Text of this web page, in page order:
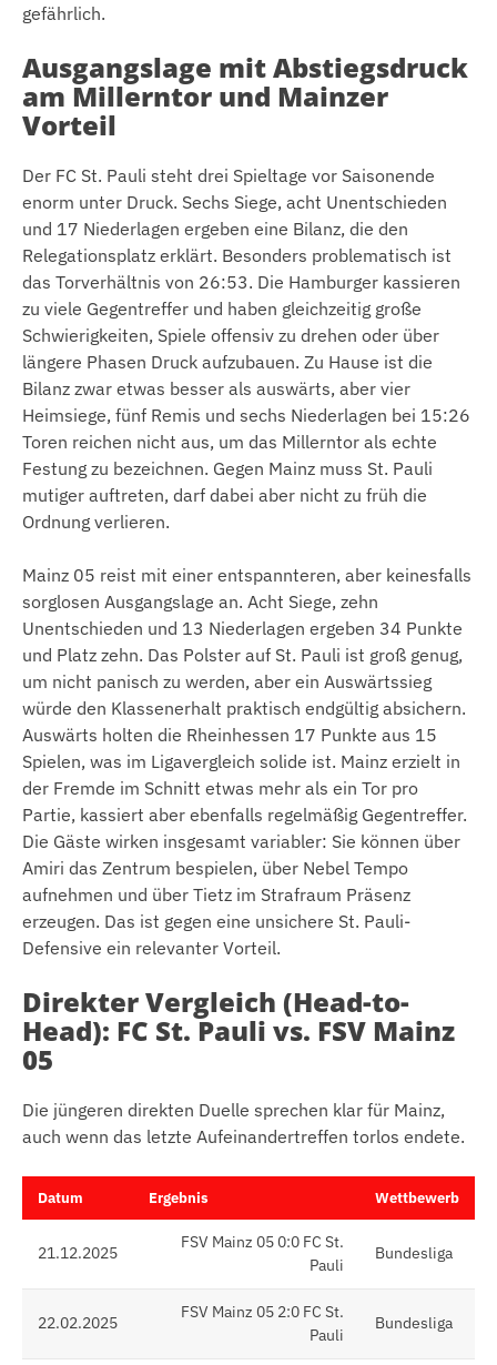
gefährlich.
Ausgangslage mit Abstiegsdruck
am Millerntor und Mainzer
Vorteil
Der FC St. Pauli steht drei Spieltage vor Saisonende
enorm unter Druck. Sechs Siege, acht Unentschieden
und 17 Niederlagen ergeben eine Bilanz, die den
Relegationsplatz erklärt. Besonders problematisch ist
das Torverhältnis von 26:53. Die Hamburger kassieren
zu viele Gegentreffer und haben gleichzeitig große
Schwierigkeiten, Spiele offensiv zu drehen oder über
längere Phasen Druck aufzubauen. Zu Hause ist die
Bilanz zwar etwas besser als auswärts, aber vier
Heimsiege, fünf Remis und sechs Niederlagen bei 15:26
Toren reichen nicht aus, um das Millerntor als echte
Festung zu bezeichnen. Gegen Mainz muss St. Pauli
mutiger auftreten, darf dabei aber nicht zu früh die
Ordnung verlieren.
Mainz 05 reist mit einer entspannteren, aber keinesfalls
sorglosen Ausgangslage an. Acht Siege, zehn
Unentschieden und 13 Niederlagen ergeben 34 Punkte
und Platz zehn. Das Polster auf St. Pauli ist groß genug,
um nicht panisch zu werden, aber ein Auswärtssieg
würde den Klassenerhalt praktisch endgültig absichern.
Auswärts holten die Rheinhessen 17 Punkte aus 15
Spielen, was im Ligavergleich solide ist. Mainz erzielt in
der Fremde im Schnitt etwas mehr als ein Tor pro
Partie, kassiert aber ebenfalls regelmäßig Gegentreffer.
Die Gäste wirken insgesamt variabler: Sie können über
Amiri das Zentrum bespielen, über Nebel Tempo
aufnehmen und über Tietz im Strafraum Präsenz
erzeugen. Das ist gegen eine unsichere St. Pauli-
Defensive ein relevanter Vorteil.
Direkter Vergleich (Head-to-
Head): FC St. Pauli vs. FSV Mainz
05
Die jüngeren direkten Duelle sprechen klar für Mainz,
auch wenn das letzte Aufeinandertreffen torlos endete.
Datum Ergebnis Wettbewerb
21.12.2025
FSV Mainz 05 0:0 FC St.
Pauli
Bundesliga
22.02.2025
FSV Mainz 05 2:0 FC St.
Pauli
Bundesliga